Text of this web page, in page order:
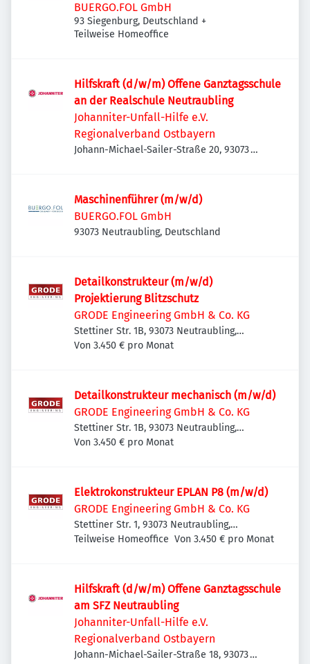
BUERGO.FOL GmbH
93 Siegenburg, Deutschland +
Teilweise Homeoffice
Hilfskraft (d/w/m) Offene Ganztagsschule
an der Realschule Neutraubling
Johanniter-Unfall-Hilfe e.V.
Regionalverband Ostbayern
Johann-Michael-Sailer-Straße 20, 93073
Maschinenführer (m/w/d)
BUERGO.FOL GmbH
93073 Neutraubling, Deutschland
Detailkonstrukteur (m/w/d)
Projektierung Blitzschutz
GRODE Engineering GmbH & Co. KG
Stettiner Str. 1B, 93073 Neutraubling,
Deutschland
Von 3.450 € pro Monat
Detailkonstrukteur mechanisch (m/w/d)
GRODE Engineering GmbH & Co. KG
Stettiner Str. 1B, 93073 Neutraubling,
Deutschland
Von 3.450 € pro Monat
Elektrokonstrukteur EPLAN P8 (m/w/d)
GRODE Engineering GmbH & Co. KG
Stettiner Str. 1, 93073 Neutraubling,
Deutschland
Teilweise Homeoffice Von 3.450 € pro Monat
Hilfskraft (d/w/m) Offene Ganztagsschule
am SFZ Neutraubling
Johanniter-Unfall-Hilfe e.V.
Regionalverband Ostbayern
Johann-Michael-Sailer-Straße 18, 93073